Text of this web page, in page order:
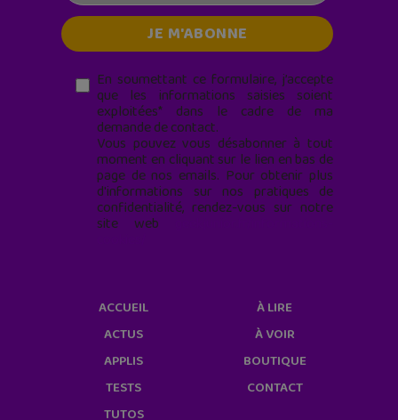
En soumettant ce formulaire, j’accepte
que les informations saisies soient
exploitées* dans le cadre de ma
demande de contact.
Vous pouvez vous désabonner à tout
moment en cliquant sur le lien en bas de
page de nos emails. Pour obtenir plus
d'informations sur nos pratiques de
confidentialité, rendez-vous sur notre
site web
ACCUEIL
ACTUS
APPLIS
TESTS
TUTOS
À LIRE
À VOIR
BOUTIQUE
CONTACT